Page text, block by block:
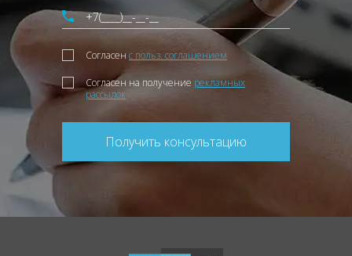
Согласен с польз. соглашением
Согласен на получение рекламных
рассылок
Получить консультацию